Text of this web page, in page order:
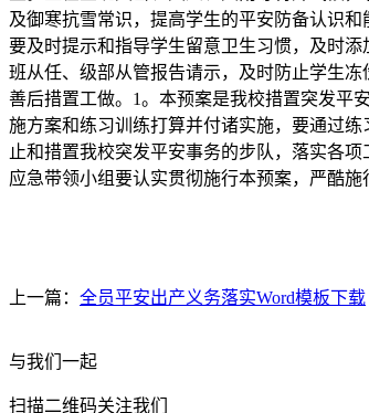
及御寒抗雪常识，提高学生的平安防备认识
要及时提示和指导学生留意卫生习惯，及时
班从任、级部从管报告请示，及时防止学生
善后措置工做。1。本预案是我校措置突发平
施方案和练习训练打算并付诸实施，要通过
止和措置我校突发平安事务的步队，落实各
应急带领小组要认实贯彻施行本预案，严酷
上一篇： 全员平安出产义务落实Word模板下载
与我们一起
扫描二维码关注我们